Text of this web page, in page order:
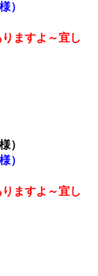
）
ますよ～宜し
）
ますよ～宜し